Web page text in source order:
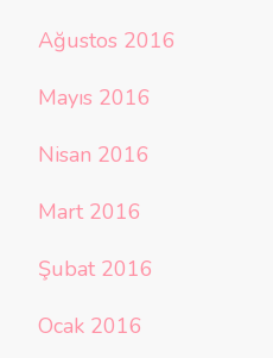
Ağustos 2016
Mayıs 2016
Nisan 2016
Mart 2016
Şubat 2016
Ocak 2016